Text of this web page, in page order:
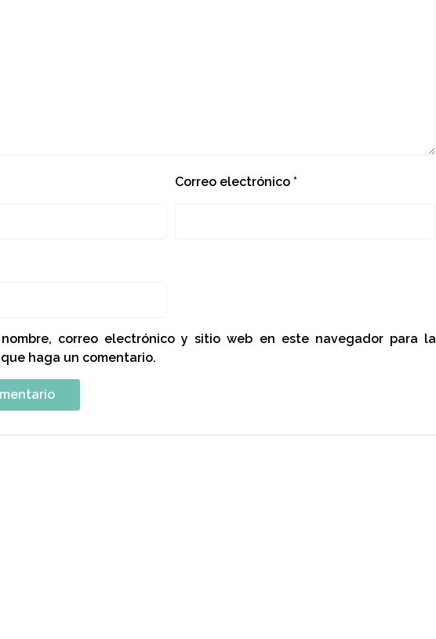
Correo electrónico *
correo electrónico y sitio web en este navegador para la
haga un comentario.